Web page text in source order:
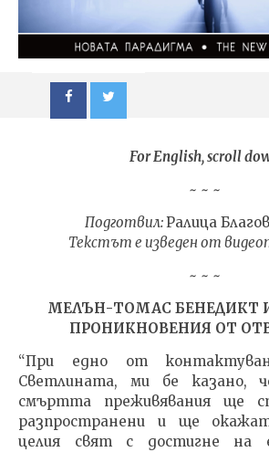
NOW
Земята:
Отвъдното
Earth: A view
15.01.2022
admin
For English, scroll
~ ~ ~
Подготвил:Ралица
Текстът e изведен от
~ ~ ~
МЕЛЪН-ТОМАС БЕНЕДИКТ
ПРОНИКНОВЕНИЯ ОТ
“При едно от
Светлината, ми бе казано,
смъртта преживявания ще
разпространени и ще
целия свят с достигне на